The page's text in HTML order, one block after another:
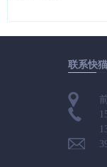
联系快